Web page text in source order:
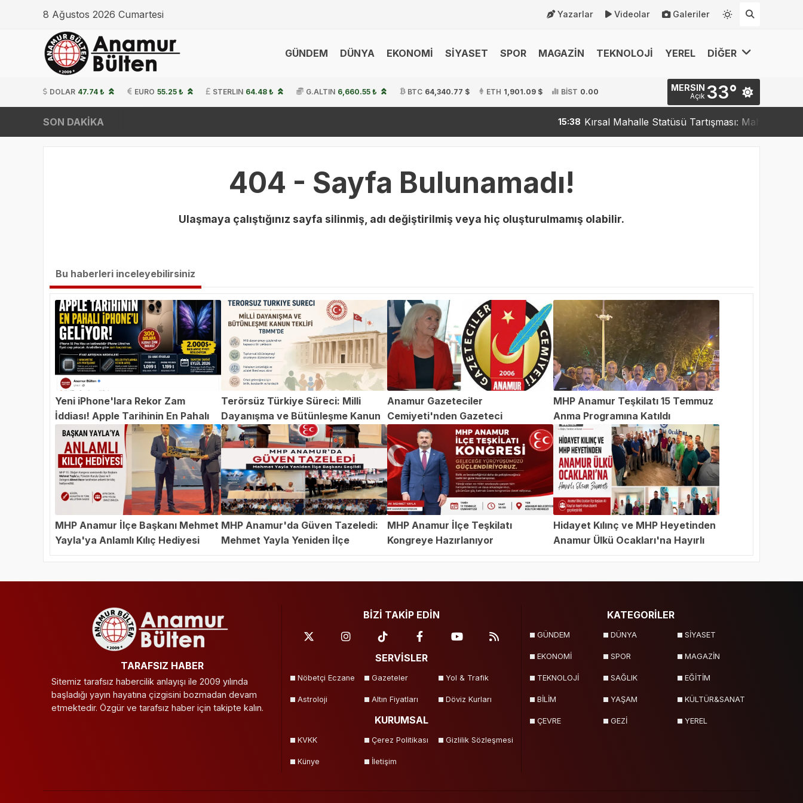
8 Ağustos 2026 Cumartesi Yazarlar Videolar Galeriler
GÜNDEM DÜNYA EKONOMİ SİYASET SPOR MAGAZİN TEKNOLOJİ YEREL DİĞER
DOLAR 47.74 ₺ EURO 55.25 ₺ STERLIN 64.48 ₺ G.ALTIN 6,660.55 ₺ BTC 64,340.77 $ ETH 1,901.09 $ BİST 0.00 MERSIN
Açık 33°
SON DAKİKA 15:38 Kırsal Mahalle Statüsü Tartışması: Mahalleler
404 - Sayfa Bulunamadı!
Ulaşmaya çalıştığınız sayfa silinmiş, adı değiştirilmiş veya hiç oluşturulmamış olabilir.
Bu haberleri inceleyebilirsiniz
Yeni iPhone'lara Rekor Zam
İddiası! Apple Tarihinin En Pahalı
iPhone'u Geliyor
Terörsüz Türkiye Süreci: Milli
Dayanışma ve Bütünleşme Kanun
Teklifi TBMM'de
Anamur Gazeteciler
Cemiyeti'nden Gazeteci
Abdülvahap Şehitoğlu'na Yapılan
Saldırıya Kınama
MHP Anamur Teşkilatı 15 Temmuz
Anma Programına Katıldı
MHP Anamur İlçe Başkanı Mehmet
Yayla'ya Anlamlı Kılıç Hediyesi
MHP Anamur'da Güven Tazeledi:
Mehmet Yayla Yeniden İlçe
MHP Anamur İlçe Teşkilatı
Kongreye Hazırlanıyor
Hidayet Kılınç ve MHP Heyetinden
Anamur Ülkü Ocakları'na Hayırlı
TARAFSIZ HABER
Sitemiz tarafsız habercilik anlayışı ile 2009 yılında
başladığı yayın hayatına çizgisini bozmadan devam
etmektedir. Özgür ve tarafsız haber için takipte kalın.
BİZİ TAKİP EDİN
SERVİSLER
Nöbetçi Eczane Gazeteler Yol & Trafik
Astroloji Altın Fiyatları Döviz Kurları
KURUMSAL
KVKK Çerez Politikası Gizlilik Sözleşmesi
Künye İletişim
KATEGORİLER
GÜNDEM DÜNYA SİYASET
EKONOMİ SPOR MAGAZİN
TEKNOLOJİ SAĞLIK EĞİTİM
BİLİM YAŞAM KÜLTÜR&SANAT
ÇEVRE GEZİ YEREL